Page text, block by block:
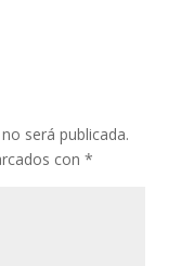
será publicada.
con *